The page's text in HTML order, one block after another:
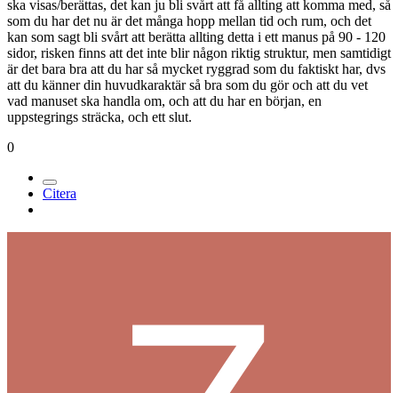
ska visas/berättas, det kan ju bli svårt att få allting att komma med, så
som du har det nu är det många hopp mellan tid och rum, och det
kan som sagt bli svårt att berätta allting detta i ett manus på 90 - 120
sidor, risken finns att det inte blir någon riktig struktur, men samtidigt
är det bara bra att du har så mycket ryggrad som du faktiskt har, dvs
att du känner din huvudkaraktär så bra som du gör och att du vet
vad manuset ska handla om, och att du har en början, en
uppstegrings sträcka, och ett slut.
0
Citera